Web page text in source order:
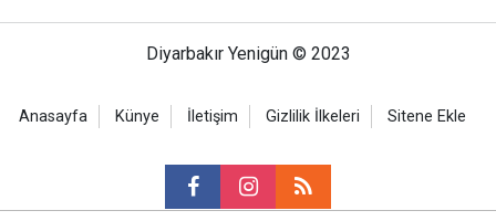
Diyarbakır Yenigün © 2023
Anasayfa Künye İletişim Gizlilik İlkeleri Sitene Ekle